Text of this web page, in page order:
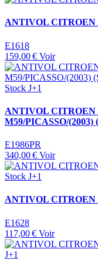
ANTIVOL CITROEN
E1618
159,00 € Voir
Stock J+1
ANTIVOL CITROEN
M59/PICASSO/
E1986PR
340,00 € Voir
Stock J+1
ANTIVOL CITROEN
E1628
117,00 € Voir
J+1